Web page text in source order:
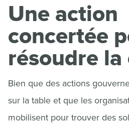
Une action
concertée
résoudre la
Bien que des actions
sur la table et que les
mobilisent pour trouver des